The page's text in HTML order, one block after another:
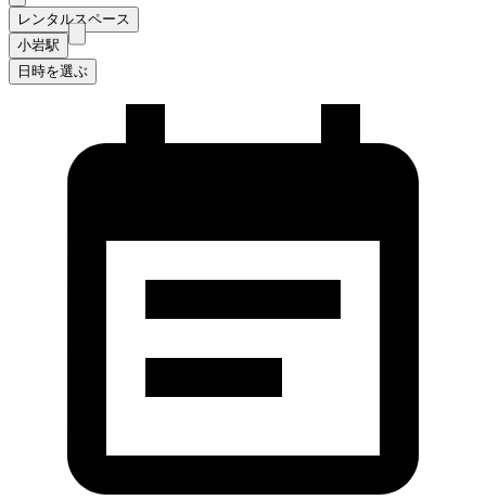
レンタルスペース
小岩駅
日時を選ぶ